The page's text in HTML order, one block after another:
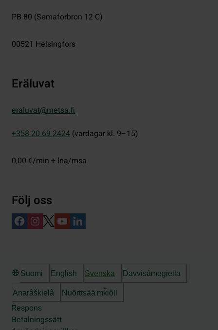
PB 80 (Semaforbron 12 C)
00521 Helsingfors
Eräluvat
eraluvat@metsa.fi
+358 20 69 2424 (vardagar kl. 9–15)
0,00 €/min + lna/msa
Följ oss
Suomi English Svenska Davvisámegiella
Anarâškielâ Nuõrttsääʹmǩiõll
Respons
Betalningssätt